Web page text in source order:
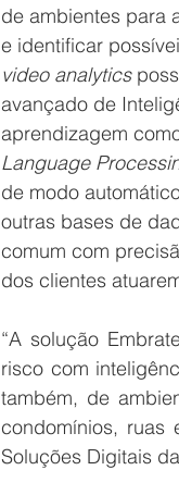
de ambientes para
e identificar
video analytics
avançado de
aprendizagem
Language
de modo
outras bases de
comum com
dos clientes
“A solução
risco com
também, de
condomínios, ruas
Soluções Digitais